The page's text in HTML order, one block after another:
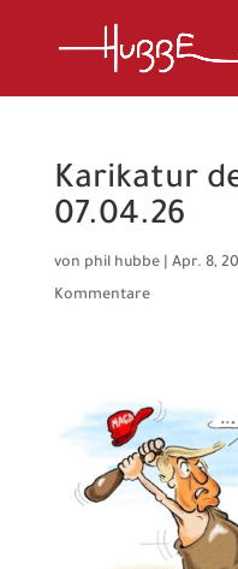
Karikatur
07.04.26
von phil hubbe| Apr. 8,
Kommentare